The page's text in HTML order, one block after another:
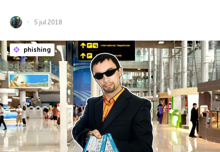
5 jul 2018
phishing